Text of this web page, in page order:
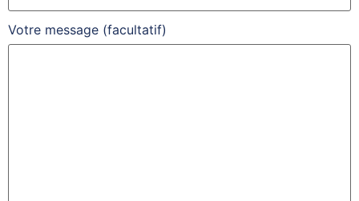
Votre message (facultatif)